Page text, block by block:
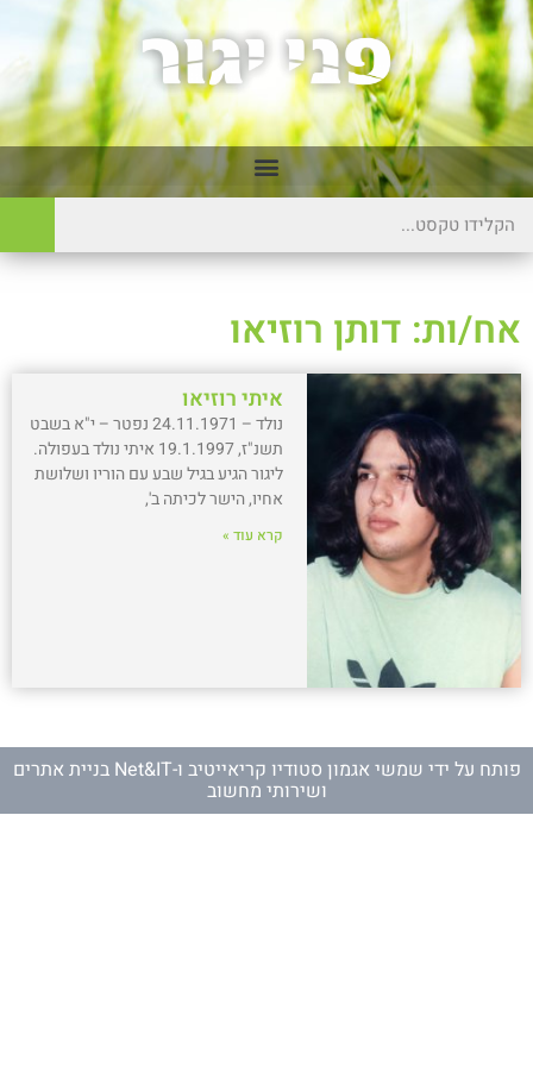
אח/ות: דותן רוזיאו
איתי רוזיאו
נולד – 24.11.1971 נפטר – י"א בשבט
תשנ"ז, 19.1.1997 איתי נולד בעפולה.
ליגור הגיע בגיל שבע עם הוריו ושלושת
אחיו, הישר לכיתה ב',
קרא עוד »
פותח על ידי שמשי אגמון סטודיו קריאייטיב ו- Net&IT בניית אתרים
ושירותי מחשוב